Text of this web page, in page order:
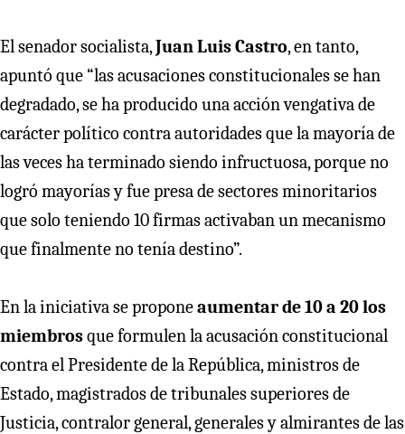
El senador socialista,Juan Luis Castro, en tanto,
apuntó que “las acusaciones constitucionales se han
degradado, se ha producido una acción vengativa de
carácter político contra autoridades que la mayoría de
las veces ha terminado siendo infructuosa, porque no
logró mayorías y fue presa de sectores minoritarios
que solo teniendo 10 firmas activaban un mecanismo
que finalmente no tenía destino”.
En la iniciativa se proponeaumentar de 10 a 20 los
miembrosque formulen la acusación constitucional
contra el Presidente de la República, ministros de
Estado, magistrados de tribunales superiores de
Justicia, contralor general, generales y almirantes de las